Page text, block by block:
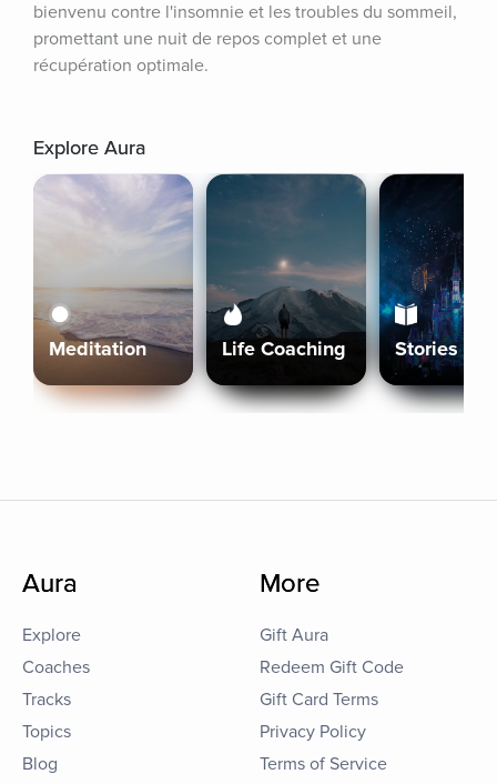
bienvenu contre l'insomnie et les troubles du sommeil,
promettant une nuit de repos complet et une
récupération optimale.
Explore Aura
Meditation Life Coaching Stories
Aura
Explore
Coaches
Tracks
Topics
Blog
More
Gift Aura
Redeem Gift Code
Gift Card Terms
Privacy Policy
Terms of Service